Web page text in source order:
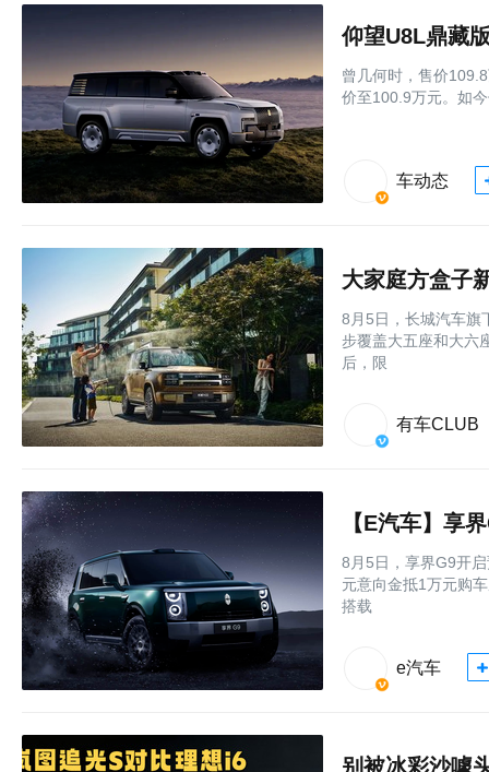
仰望U8L鼎藏
曾几何时，售价
价至100.9万元。如
车动态
大家庭方盒子
8月5日，长城汽车旗
步覆盖大五座和大六
后，限
有车CLUB
【E汽车】享
8月5日，享界G9开
元意向金抵1万元购
搭载
e汽车
别被冰彩沙噱